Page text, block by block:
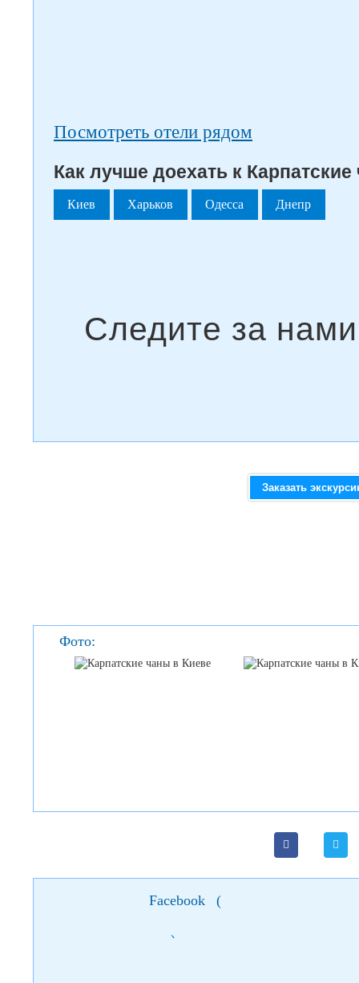
Посмотреть отели рядом
Как лучше доехать к
Киев Харьков Одесса Днепр
Заказать
Фото:
Facebook (
)